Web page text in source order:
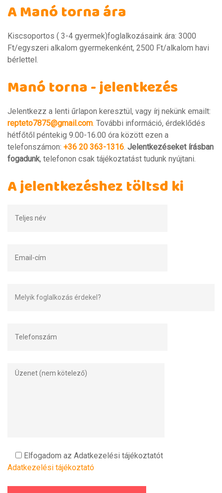
A Manó torna ára
Kiscsoportos ( 3-4 gyermek)foglalkozásaink ára: 3000
Ft/egyszeri alkalom gyermekenként, 2500 Ft/alkalom havi
bérlettel.
Manó torna - jelentkezés
Jelentkezz a lenti űrlapon keresztül, vagy írj nekünk emailt:
repteto7875@gmail.com. További információ, érdeklődés
hétfőtől péntekig 9.00-16.00 óra között ezen a
telefonszámon: +36 20 363-1316 Jelentkezéseket írásban
fogadunk, telefonon csak tájékoztatást tudunk nyújtani.
A jelentkezéshez töltsd ki
Elfogadom az Adatkezelési tájékoztatót
Adatkezelési tájékoztató